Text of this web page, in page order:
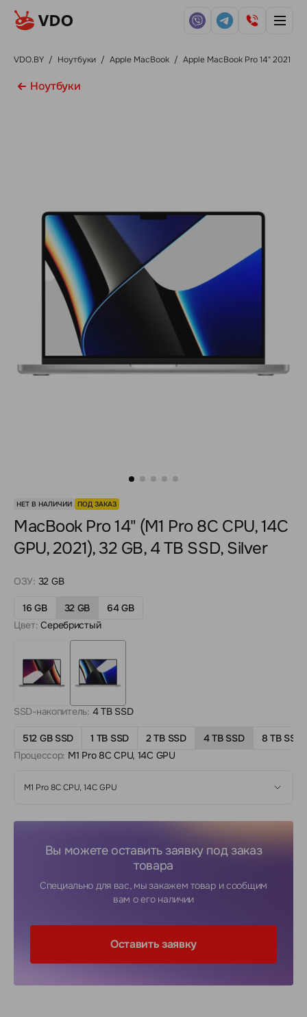
VDO.BY / Ноутбуки / Apple MacBook / Apple MacBook Pro 14" 2021
Ноутбуки
НЕТ В НАЛИЧИИ ПОД ЗАКАЗ
MacBook Pro 14" (M1 Pro 8C CPU, 14C
GPU, 2021), 32 GB, 4 TB SSD, Silver
ОЗУ: 32 GB
16 GB 32 GB
64 GB
Цвет: Серебристый
SSD-накопитель: 4 TB SSD
512 GB SSD 1 TB SSD 2 TB SSD 4 TB SSD
8 TB SSD
Процессор: M1 Pro 8C CPU, 14C GPU
M1 Pro 8C CPU, 14C GPU
Вы можете оставить заявку под заказ
товара
Специально для вас, мы закажем товар и сообщим
вам о его наличии
Оставить заявку